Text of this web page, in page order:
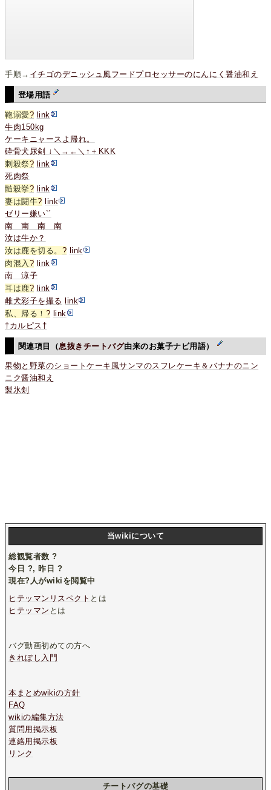
手順→ イチゴのデニッシュ風フードプロセッサーのにんにく醤油和え
登場用語
鞄溺愛? link
牛肉150kg
ケーキニャースよ帰れ。
砕骨犬尿剣 ↓＼→←＼↑＋KKK
刺殺祭? link
死肉祭
髄殺挙? link
妻は闘牛? link
ゼリー嫌い`´
南 南 南 南
汝は牛か？
汝は鹿を切る。 ? link
肉混入 ? link
南 涼子
耳は鹿? link
雌犬彩子を撮る
link
私、帰る！ ? link
†カルピス†
関連項目（息抜きチートバグ由来のお菓子ナビ用語）
果物と野菜のショートケーキ風サンマのスフレケーキ＆バナナのニン
ニク醤油和え
製氷剣
当wikiについて
総観覧者数?
今日 ?, 昨日 ?
現在? 人がwikiを閲覧中
ヒテッマンリスペクト とは
ヒテッマン とは
バグ動画初めての方へ
きれぼし入門
本まとめwikiの方針
FAQ
wikiの編集方法
質問用掲示板
連絡用掲示板
リンク
チートバグの基礎